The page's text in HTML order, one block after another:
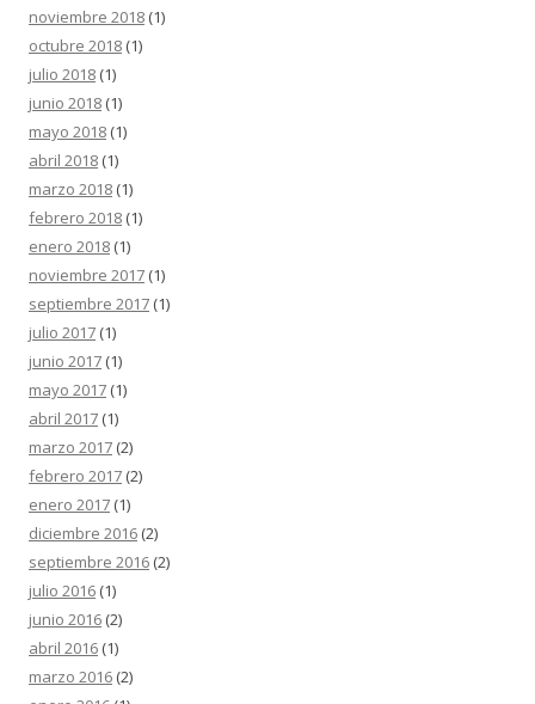
noviembre 2018 (1)
octubre 2018 (1)
julio 2018 (1)
junio 2018 (1)
mayo 2018 (1)
abril 2018 (1)
marzo 2018 (1)
febrero 2018 (1)
enero 2018 (1)
noviembre 2017 (1)
septiembre 2017 (1)
julio 2017 (1)
junio 2017 (1)
mayo 2017 (1)
abril 2017 (1)
marzo 2017 (2)
febrero 2017 (2)
enero 2017 (1)
diciembre 2016 (2)
septiembre 2016 (2)
julio 2016 (1)
junio 2016 (2)
abril 2016 (1)
marzo 2016 (2)